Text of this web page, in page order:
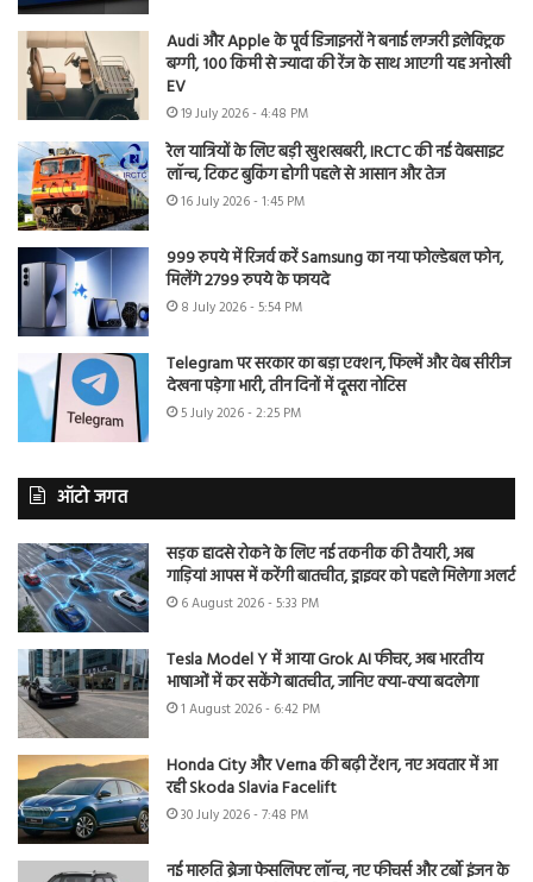
Audi और Apple के पूर्व डिजाइनरों ने बनाई लग्जरी इलेक्ट्रिक
बग्गी, 100 किमी से ज्यादा की रेंज के साथ आएगी यह अनोखी
EV
19 July 2026 - 4:48 PM
रेल यात्रियों के लिए बड़ी खुशखबरी, IRCTC की नई वेबसाइट
लॉन्च, टिकट बुकिंग होगी पहले से आसान और तेज
16 July 2026 - 1:45 PM
999 रुपये में रिजर्व करें Samsung का नया फोल्डेबल फोन,
मिलेंगे 2799 रुपये के फायदे
8 July 2026 - 5:54 PM
Telegram पर सरकार का बड़ा एक्शन, फिल्में और वेब सीरीज
देखना पड़ेगा भारी, तीन दिनों में दूसरा नोटिस
5 July 2026 - 2:25 PM
ऑटो जगत
सड़क हादसे रोकने के लिए नई तकनीक की तैयारी, अब
गाड़ियां आपस में करेंगी बातचीत, ड्राइवर को पहले मिलेगा अलर्ट
6 August 2026 - 5:33 PM
Tesla Model Y में आया Grok AI फीचर, अब भारतीय
भाषाओं में कर सकेंगे बातचीत, जानिए क्या-क्या बदलेगा
1 August 2026 - 6:42 PM
Honda City और Verna की बढ़ी टेंशन, नए अवतार में आ
रही Skoda Slavia Facelift
30 July 2026 - 7:48 PM
नई मारुति ब्रेजा फेसलिफ्ट लॉन्च, नए फीचर्स और टर्बो इंजन के